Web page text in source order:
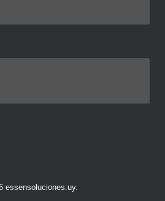
essensoluciones.uy.